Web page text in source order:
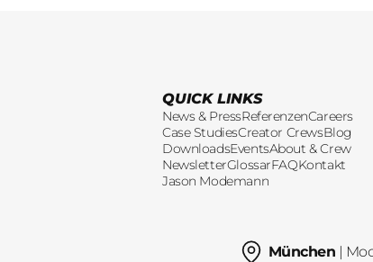
QUICK LINKS
News & PressReferenzenCareers
Case StudiesCreator CrewsBlog
DownloadsEventsAbout & Crew
NewsletterGlossarFAQKontakt
Jason Modemann
München |